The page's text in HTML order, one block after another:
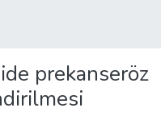
prekanseröz